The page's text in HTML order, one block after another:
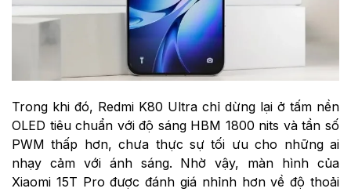
Trong khi đó, Redmi K80 Ultra chỉ dừng lại ở tấm nền
OLED tiêu chuẩn với độ sáng HBM 1800 nits và tần số
PWM thấp hơn, chưa thực sự tối ưu cho những ai
nhạy cảm với ánh sáng. Nhờ vậy, màn hình của
Xiaomi 15T Pro được đánh giá nhỉnh hơn về độ thoải